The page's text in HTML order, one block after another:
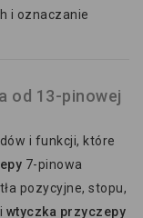
i oznaczanie
od 13-pinowej
i funkcji, które
7-pinowa
pozycyjne, stopu,
wtyczka przyczepy